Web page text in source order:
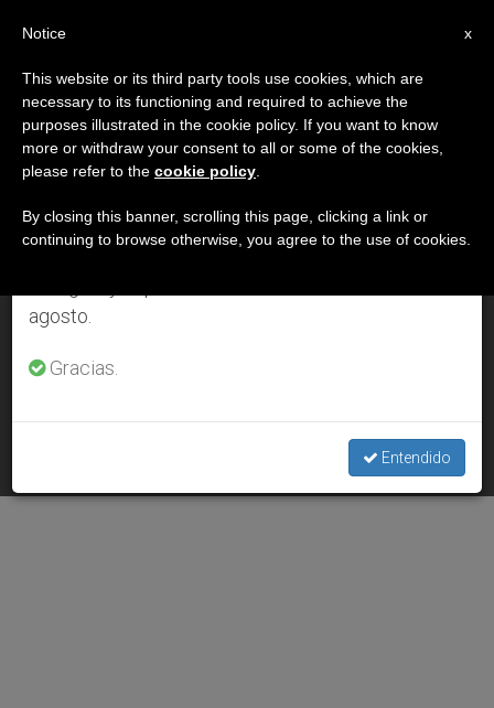
MES
Enero, 2009
ÚLTIMAS NOTICIAS
Benedicto XVI: “es necesario reafirmar la capacidad humana
JAN 29, 2009 00:00
×
Aviso importante
Del 27 de julio al 7 de agosto haremos la pausa
anual, aprovechando que en el periodo de verano
se generan menos informaciones y también el
agosto.
Gracias.
Entendido
x
Notice
This website or its third party tools use cookies, which are
necessary to its functioning and required to achieve the
purposes illustrated in the cookie policy. If you want to know
more or withdraw your consent to all or some of the cookies,
please refer to the cookie policy
By closing this banner, scrolling this page, clicking a link or
continuing to browse otherwise, you agree to the use of cookies.